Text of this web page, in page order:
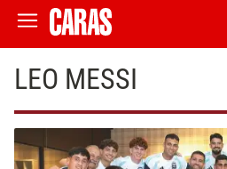
LEO MESSI